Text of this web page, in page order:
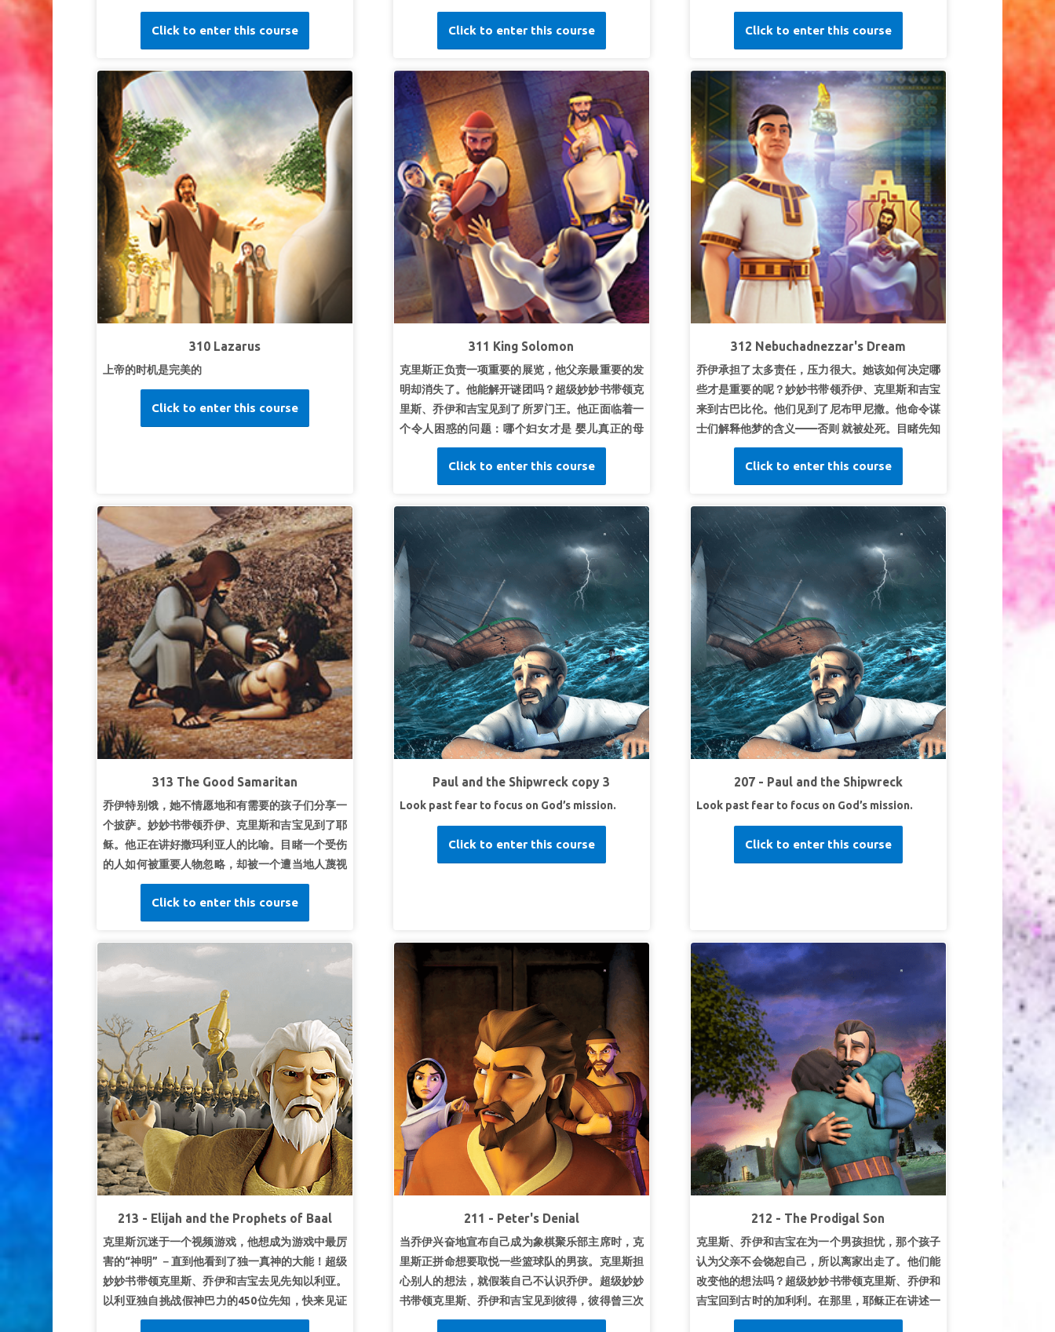
他， 并了解为什么大卫没有报仇——即使他有绝佳
的机会。孩子们明白愤怒和报复无法成就上帝的旨
意。 *一定要提前观看本课的圣经故事视频，因为
有些画面 对年幼的孩子来说可能过于激烈。精简版
视频相对更加平和。也请务必预览圣经背景和路标
视频。
第一课：不给嫉妒心留余地
超级真理：我不会嫉妒他人。
超级经文：
“在何处有嫉妒纷争，就在何处有扰乱
和各样的坏事。”雅各书1：12（和合本）
第二课：愤怒无法掌控我
超级真理：我不会被愤怒掌控。
超级经文：“生气却不要犯罪不可含怒到日落。”
弗所书 4:26 (和合本)
超级经文：“我神啊，我曾求告你，因为你必应允
Click to enter this course
并密谋杀害 他！孩子们学会如何寻找勇气，面对任
超级真理： 我要做上帝呼召我去做的事。
超级经文：“天上的神必使我们亨通。我们作他仆
人的，要起来建造。”
尼希米记 2:20 (和合本)
第二课：迎接挑战
超级真理：我会准备好迎接挑战。
超级经文：“修造城墙的，扛抬材料的，都一手做
工一手拿兵器。”尼希米记 4:17b (和合本)
第三课：主的喜乐
我跟随上帝，祂使我喜乐。
超级经文：
“因靠耶和华而得来的喜乐是你们的力
量。”尼希米记 8:10b (和合本)
Click to enter this course
他 把敌军困在以色列城后做了什么。孩子们明白仁
慈比报复更有能力。
超级真理： 上帝总是站在我这边。
超级经文：神人说： “不要惧怕！与我们同在的比
与他们的更多。”列王纪下 6:16 (和合本)
第二课：仁慈和怜悯标志图案
超级真理：我要向所有人展现怜悯和善意。
超级经文：
“只是我告诉你们，要爱你们的仇敌，
为那逼迫你们的祷告。”
马太福音 5:44 (和合本)
第三课：更多地寻求神
超级真理：我要更多地寻求神。
超级经文：
“愿感动你的灵加倍地感动我。”列王纪
下 2:9b (和合本)
Click to enter this course
310 Lazarus
上帝的时机是完美的
Click to enter this course
311 King Solomon
克里斯正负责一项重要的展览，他父亲最重要的发
明却消失了。他能解开谜团吗？超级妙妙书带领克
里斯、乔伊和吉宝见到了所罗门王。他正面临着一
个令人困惑的问题：哪个妇女才是 婴儿真正的母
亲？发现所罗门用令人惊奇的方式揭开真相。孩子
们明白真的智慧来自于上帝。 *一定要提前观看本
课的圣经故事视频，因为有些画面对年幼的孩子来
说可能过于激烈。 精简版视频相对更加平和。另外
也要提前观看圣经背景和路标视频。
第一课：真智慧
超级真理：
真智慧来自上帝。
超级经文：
“因为，耶和华赐人智慧；知识和聪明
都由他口所出。”箴言 2:6 (和合本)
第二课：向上帝寻求智慧
超级真理：我要向上帝寻求智慧。
超级经文：我就应允你所求的，赐你聪明智
慧！”列王纪上 3:12 (和合本)
第三课：倚靠上帝的话语
所以，凡听见我这话就去行的，好比
一个聪明人，把房子盖在磐石上。” 马太福音 7:24
(和合本)
Click to enter this course
312 Nebuchadnezzar's Dream
乔伊承担了太多责任，压力很大。她该如何决定哪
些才是重要的呢？妙妙书带领乔伊、克里斯和吉宝
来到古巴比伦。他们见到了尼布甲尼撒。他命令谋
士们解释他梦的含义——否则 就被处死。目睹先知
但以理如何发现这个神秘的梦以及它的含义。孩子
们明白，该从哪寻求靠自己不可能获得的智慧。
超级真理：
我们求问，上帝就显明。
超级经文 “你求告我，我就应允你，并将你所不知
道、又大又难的事指示给你。”
耶利米书33:3
第2课上帝给我们能力
超级真理：上帝给我们成就大事的能力。
超级经文“在各样善事上成全你们，叫你们遵行他
的旨意；又藉着耶稣基督在你们心里行他所喜悦的
事。”希伯来书13:21
第3课分享上帝的礼物
超级真理：我要与他人分享耶稣，上帝的礼物。
超级经文“凡接待他的，就是信他名的人，他就赐
Click to enter this course
313 The Good Samaritan
乔伊特别饿，她不情愿地和有需要的孩子们分享一
个披萨。妙妙书带领乔伊、克里斯和吉宝见到了耶
稣。他正在讲好撒玛利亚人的比喻。目睹一个受伤
的人如何被重要人物忽略，却被一个遭当地人蔑视
的外地人出手相助。孩子们明白了关怀他人的重要
性，懂得所有都是我们的邻舍。
我会平等对待每个人。
“他...不看重富足的过于贫穷的，因为都是
他手所造。”
约伯记 34:19
第2课爱邻如己
超级真理：
我要爱邻如己。
超级经文 “你要尽心、尽性、尽意爱主你的神。 就
是要爱人如己。”路加福音 10:27b (NLT)
第3课善良慷慨
超级真理： 我会对别人友善和慷慨。
超级经文“好施舍的，必得丰裕；滋润人的，必得
滋润。”诗篇11:25
Click to enter this course
Paul and the Shipwreck copy 3
Look past fear to focus on God’s mission.
Click to enter this course
207 - Paul and the Shipwreck
Look past fear to focus on God’s mission.
Click to enter this course
213 - Elijah and the Prophets of Baal
克里斯沉迷于一个视频游戏，他想成为游戏中最厉
害的“神明” －直到他看到了独一真神的大能！超级
妙妙书带领克里斯、乔伊和吉宝去见先知以利亚。
以利亚独自挑战假神巴力的450位先知，快来见证
这史诗般的决战。看看耶和华如何显明祂才是独一
211 - Peter's Denial
当乔伊兴奋地宣布自己成为象棋聚乐部主席时，克
里斯正拼命想要取悦一些篮球队的男孩。克里斯担
心别人的想法，就假装自己不认识乔伊。超级妙妙
书带领克里斯、乔伊和吉宝见到彼得，彼得曾三次
不认耶稣。他们三个见证了耶稣饶恕彼得，以及他
212 - The Prodigal Son
克里斯、乔伊和吉宝在为一个男孩担忧，那个孩子
认为父亲不会饶恕自己，所以离家出走了。他们能
改变他的想法吗？超级妙妙书带领克里斯、乔伊和
吉宝回到古时的加利利。在那里，耶稣正在讲述一
个浪子的寓言故事。见证一个年轻人如何踏上自由